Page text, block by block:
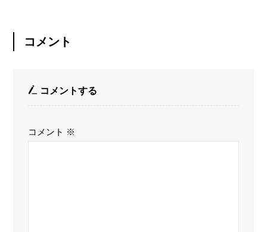
コメント
コメントする
コメント ※